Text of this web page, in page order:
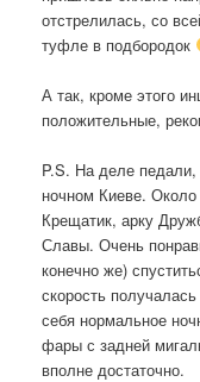
отстрелилась, со
туфле в подбородок
А так, кроме этого
положительные,
P.S. На деле
ночном Киеве. Около
Крещатик, арку
Славы. Очень
конечно же)
скорость
себя нормальное
фары с задней
вполне достаточно.